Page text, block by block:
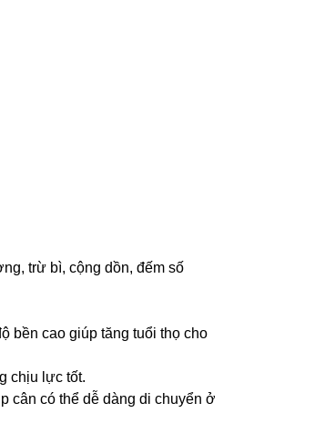
trừ bì, cộng dồn, đếm số
bền cao giúp tăng tuổi thọ cho
chịu lực tốt.
cân có thể dễ dàng di chuyển ở